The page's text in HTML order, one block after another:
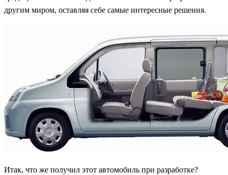
другим миром, оставляя себе самые интересные решения.
Итак, что же получил этот автомобиль при разработке?